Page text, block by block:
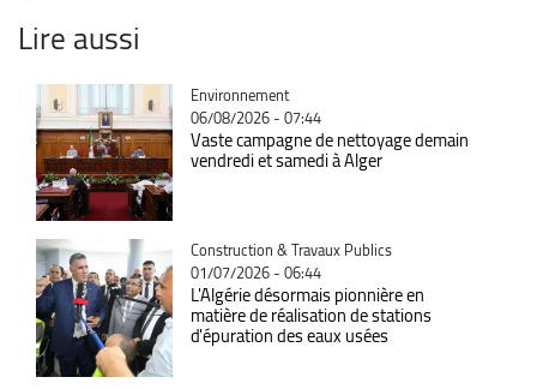
Lire aussi
Catégorie
Environnement
06/08/2026 - 07:44
Vaste campagne de nettoyage demain
vendredi et samedi à Alger
Catégorie
Construction & Travaux Publics
01/07/2026 - 06:44
L'Algérie désormais pionnière en
matière de réalisation de stations
d'épuration des eaux usées